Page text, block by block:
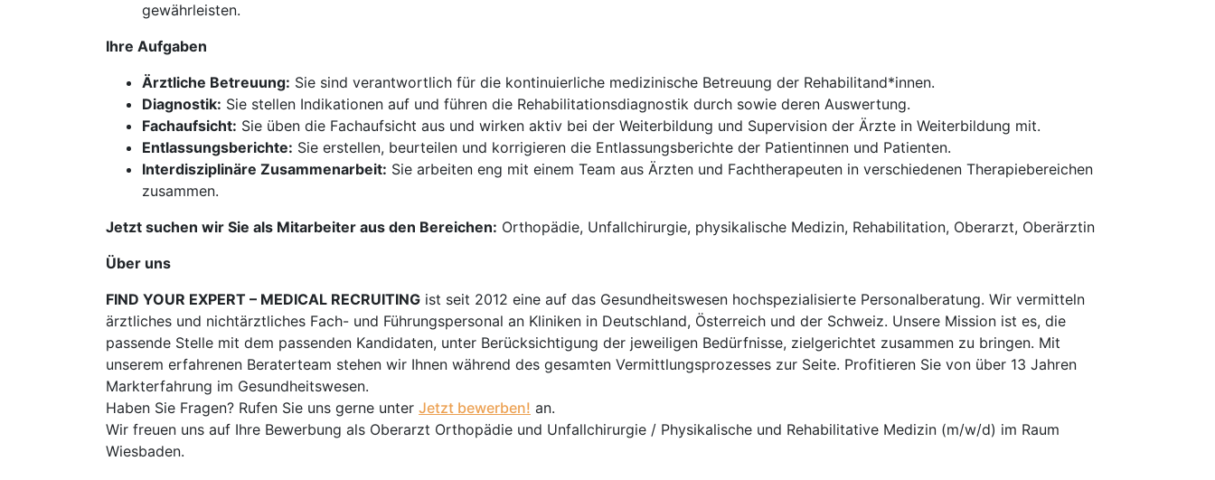
gewährleisten.
Ihre Aufgaben
Ärztliche Betreuung: Sie sind verantwortlich für die kontinuierliche medizinische Betreuung der Rehabilitand*innen.
Diagnostik: Sie stellen Indikationen auf und führen die Rehabilitationsdiagnostik durch sowie deren Auswertung.
Fachaufsicht: Sie üben die Fachaufsicht aus und wirken aktiv bei der Weiterbildung und Supervision der Ärzte in Weiterbildung mit.
Entlassungsberichte: Sie erstellen, beurteilen und korrigieren die Entlassungsberichte der Patientinnen und Patienten.
Interdisziplinäre Zusammenarbeit: Sie arbeiten eng mit einem Team aus Ärzten und Fachtherapeuten in verschiedenen Therapiebereichen
zusammen.
Jetzt suchen wir Sie als Mitarbeiter aus den Bereichen: Orthopädie, Unfallchirurgie, physikalische Medizin, Rehabilitation, Oberarzt, Oberärztin
Über uns
FIND YOUR EXPERT – MEDICAL RECRUITING ist seit 2012 eine auf das Gesundheitswesen hochspezialisierte Personalberatung. Wir vermitteln
ärztliches und nichtärztliches Fach- und Führungspersonal an Kliniken in Deutschland, Österreich und der Schweiz. Unsere Mission ist es, die
passende Stelle mit dem passenden Kandidaten, unter Berücksichtigung der jeweiligen Bedürfnisse, zielgerichtet zusammen zu bringen. Mit
unserem erfahrenen Beraterteam stehen wir Ihnen während des gesamten Vermittlungsprozesses zur Seite. Profitieren Sie von über 13 Jahren
Markterfahrung im Gesundheitswesen.
Haben Sie Fragen? Rufen Sie uns gerne unter Jetzt bewerben! an.
Wir freuen uns auf Ihre Bewerbung als Oberarzt Orthopädie und Unfallchirurgie / Physikalische und Rehabilitative Medizin (m/w/d) im Raum
Wiesbaden.